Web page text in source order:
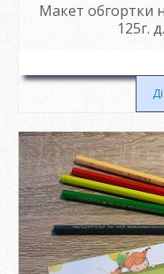
Макет обгортки
125г.